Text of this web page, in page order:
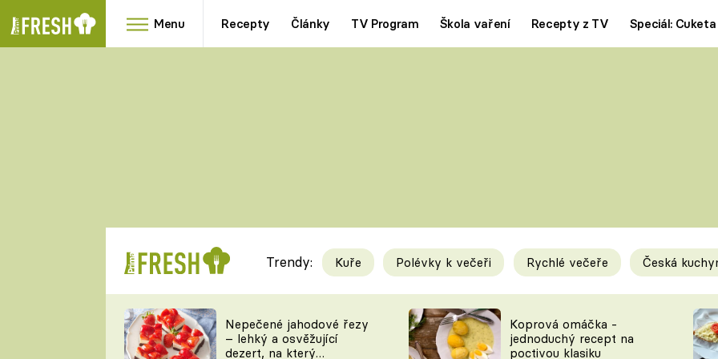
Menu Recepty Články TV Program Škola vaření Recepty z TV Speciál: Cuketa
RYCHLOVKY
Videorecepty
TEĎ VAŘÍ ŠÉF!
Tipy a triky
KAM ZA JÍDLEM
Trendy: Kuře Polévky k večeři Rychlé večeře Česká
Nepečené jahodové řezy
– lehký a osvěžující
dezert, na který
Koprová omáčka -
jednoduchý recept na
poctivou klasiku